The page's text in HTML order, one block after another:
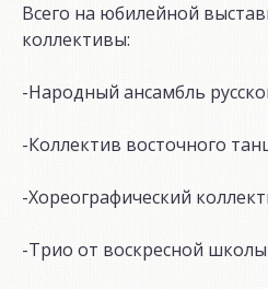
Всего на юбилейной
коллективы:
-Народный ансамбль
-Коллектив восточного
-Хореографический
-Трио от воскресной